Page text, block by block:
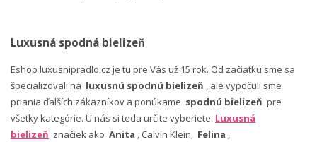
Luxusná spodná bielizeň
Eshop luxusnipradlo.cz je tu pre Vás už 15 rok. Od začiatku sme sa
špecializovali na luxusnú spodnú bielizeň , ale vypočuli sme
priania ďalších zákazníkov a ponúkame spodnú bielizeň pre
všetky kategórie. U nás si teda určite vyberiete. Luxusná
bielizeň značiek ako Anita , Calvin Klein, Felina ,